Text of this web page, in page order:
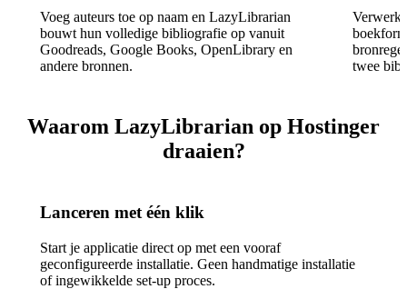
Voeg auteurs toe op naam en LazyLibrarian
bouwt hun volledige bibliografie op vanuit
Goodreads, Google Books, OpenLibrary en
andere bronnen.
twee
Waarom LazyLibrarian op Hostinger
draaien?
Lanceren met één klik
Start je applicatie direct op met een vooraf
geconfigureerde installatie. Geen handmatige installatie
of ingewikkelde set-up proces.